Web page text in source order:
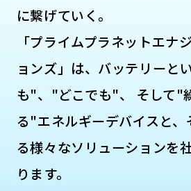
に繋げていく。
「プライムプラネットエナ
ョンズ」は、 バッテリーと
も"、"どこでも"、
そして"
る"エネルギーデバイスと、
る様々なソリューションを
ります。